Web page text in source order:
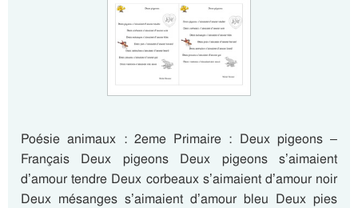
Poésie animaux : 2eme Primaire : Deux pigeons –
Français Deux pigeons Deux pigeons s’aimaient
d’amour tendre Deux corbeaux s’aimaient d’amour noir
Deux mésanges s’aimaient d’amour bleu Deux pies